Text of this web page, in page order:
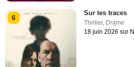
6
Sur tes traces
Thriller, Drame
18 juin 2026 sur